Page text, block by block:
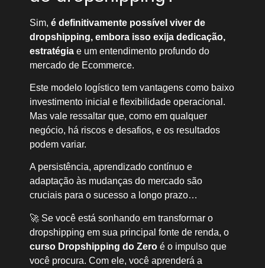
Sim, é definitivamente possível viver de
dropshipping, embora isso exija dedicação,
estratégia e um entendimento profundo do
mercado de Ecommerce.
Este modelo logístico tem vantagens como baixo
investimento inicial e flexibilidade operacional.
Mas vale ressaltar que, como em qualquer
negócio, há riscos e desafios, e os resultados
podem variar.
A persistência, aprendizado contínuo e
adaptação às mudanças do mercado são
cruciais para o sucesso a longo prazo…
🚀 Se você está sonhando em transformar o
dropshipping em sua principal fonte de renda, o
curso Dropshipping do Zero é o impulso que
você procura. Com ele, você aprenderá a